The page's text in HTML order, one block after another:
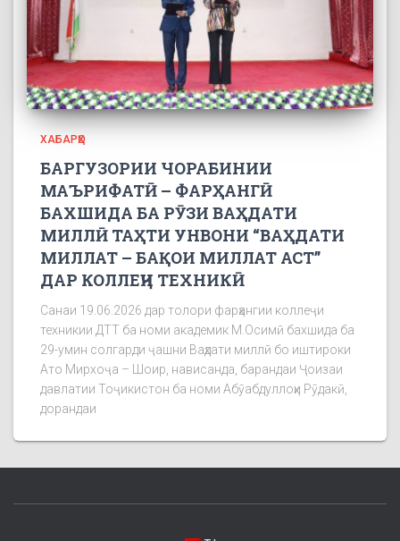
ХАБАРҲО
БАРГУЗОРИИ ЧОРАБИНИИ
МАЪРИФАТӢ – ФАРҲАНГӢ
БАХШИДА БА РӮЗИ ВАҲДАТИ
МИЛЛӢ ТАҲТИ УНВОНИ “ВАҲДАТИ
МИЛЛАТ – БАҚОИ МИЛЛАТ АСТ”
ДАР КОЛЛЕҶИ ТЕХНИКӢ
Санаи 19.06.2026 дар толори фарҳангии коллеҷи
техникии ДТТ ба номи академик М.Осимӣ бахшида ба
29-умин солгарди ҷашни Ваҳдати миллӣ бо иштироки
Ато Мирхоҷа – Шоир, нависанда, барандаи Ҷоизаи
давлатии Тоҷикистон ба номи Абӯабдуллоҳи Рӯдакӣ,
дорандаи